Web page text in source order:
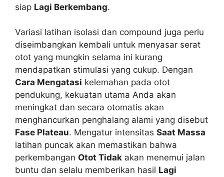
siap Lagi Berkembang.
Variasi latihan isolasi dan compound juga perlu
diseimbangkan kembali untuk menyasar serat
otot yang mungkin selama ini kurang
mendapatkan stimulasi yang cukup. Dengan
Cara Mengatasi kelemahan pada otot
pendukung, kekuatan utama Anda akan
meningkat dan secara otomatis akan
menghancurkan penghalang alami yang disebut
Fase Plateau. Mengatur intensitas Saat Massa
latihan puncak akan memastikan bahwa
perkembangan Otot Tidak akan menemui jalan
buntu dan selalu memberikan hasil Lagi